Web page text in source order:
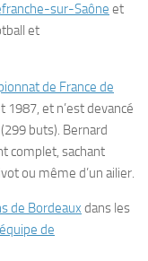
sur-Saône et
et
de France de
1987, et n’est devancé
(299 buts). Bernard
complet, sachant
ou même d’un ailier.
de Bordeaux dans les
équipe de